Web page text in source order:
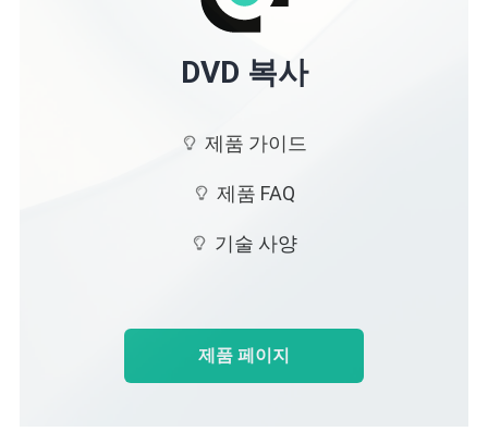
DVD 복사
제품 가이드
제품 FAQ
기술 사양
제품 페이지